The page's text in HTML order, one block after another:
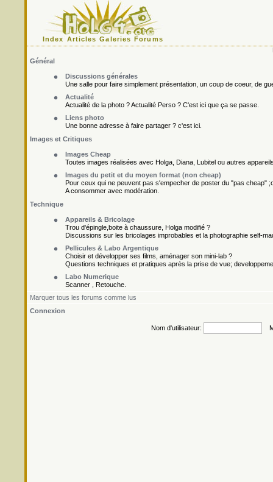
Index Articles Galeries Forums
Général
Discussions générales
Une salle pour faire simplement présentation, un coup de coeur, de
Actualité
Actualité de la photo ? Actualité Perso ? C'est ici que ça se passe.
Liens photo
Une bonne adresse à faire partager ? c'est ici.
Images et Critiques
Images Cheap
Toutes images réalisées avec Holga, Diana, Lubitel ou autres
Images du petit et du moyen format (non cheap)
Pour ceux qui ne peuvent pas s'empecher de poster du "pas cheap"
A consommer avec modération.
Technique
Appareils & Bricolage
Trou d'épingle,boite à chaussure, Holga modifié ?
Discussions sur les bricolages improbables et la photographie self-
Pellicules & Labo Argentique
Choisir et développer ses films, aménager son mini-lab ?
Questions techniques et pratiques après la prise de vue;
Labo Numerique
Scanner , Retouche.
Marquer tous les forums comme lus
Connexion
Nom d'utilisateur: